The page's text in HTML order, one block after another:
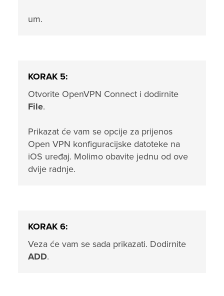
um.
KORAK 5:
Otvorite OpenVPN Connect i dodirnite
File.
Prikazat će vam se opcije za prijenos
Open VPN konfiguracijske datoteke na
iOS uređaj. Molimo obavite jednu od ove
dvije radnje.
KORAK 6:
Veza će vam se sada prikazati. Dodirnite
ADD.